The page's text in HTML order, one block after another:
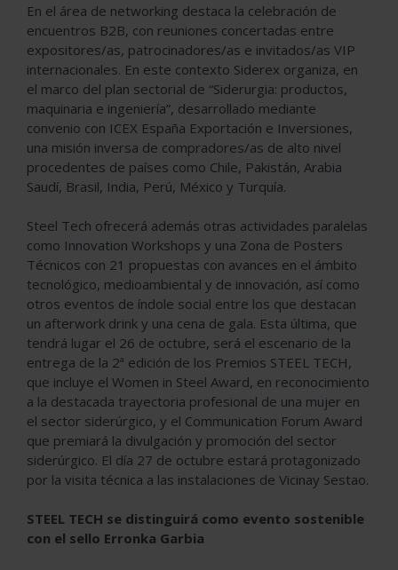
En el área de networking destaca la celebración de
encuentros B2B, con reuniones concertadas entre
expositores/as, patrocinadores/as e invitados/as VIP
internacionales. En este contexto Siderex organiza, en
el marco del plan sectorial de “Siderurgia: productos,
maquinaria e ingeniería”, desarrollado mediante
convenio con ICEX España Exportación e Inversiones,
una misión inversa de compradores/as de alto nivel
procedentes de países como Chile, Pakistán, Arabia
Saudí, Brasil, India, Perú, México y Turquía.
Steel Tech ofrecerá además otras actividades paralelas
como Innovation Workshops y una Zona de Posters
Técnicos con 21 propuestas con avances en el ámbito
tecnológico, medioambiental y de innovación, así como
otros eventos de índole social entre los que destacan
un afterwork drink y una cena de gala. Esta última, que
tendrá lugar el 26 de octubre, será el escenario de la
entrega de la 2ª edición de los Premios STEEL TECH,
que incluye el Women in Steel Award, en reconocimiento
a la destacada trayectoria profesional de una mujer en
el sector siderúrgico, y el Communication Forum Award
que premiará la divulgación y promoción del sector
siderúrgico. El día 27 de octubre estará protagonizado
por la visita técnica a las instalaciones de Vicinay Sestao.
STEEL TECH se distinguirá como evento sostenible
con el sello Erronka Garbia